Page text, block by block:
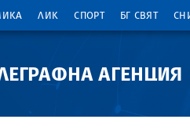
ЛИК СПОРТ БГ СВЯТ
АГЕНЦИЯ